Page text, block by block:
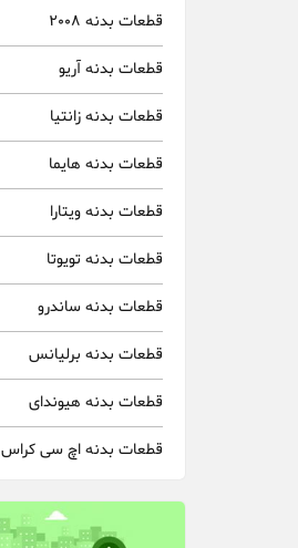
قطعات بدنه 2008
قطعات بدنه آریو
قطعات بدنه زانتیا
قطعات بدنه هایما
قطعات بدنه ویتارا
قطعات بدنه تویوتا
قطعات بدنه ساندرو
قطعات بدنه برلیانس
قطعات بدنه هیوندای
قطعات بدنه اچ سی کراس